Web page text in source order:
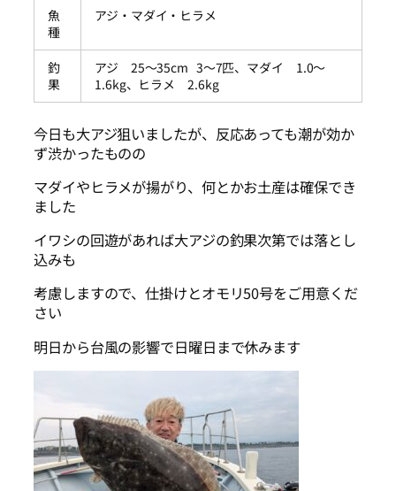
魚
種
アジ・マダイ・ヒラメ
釣
果
アジ 25～35cm 3～7匹、マダイ 1.0～
1.6kg、ヒラメ 2.6kg
今日も大アジ狙いましたが、反応あっても潮が効か
ず渋かったものの
マダイやヒラメが揚がり、何とかお土産は確保でき
ました
イワシの回遊があれば大アジの釣果次第では落とし
込みも
考慮しますので、仕掛けとオモリ50号をご用意くだ
さい
明日から台風の影響で日曜日まで休みます